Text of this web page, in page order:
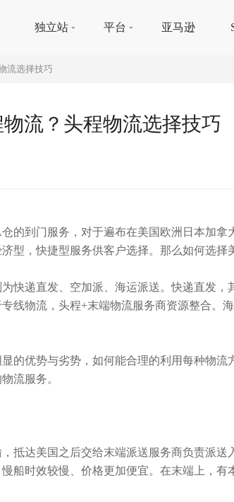
独立站 平台 亚马逊
流选择技巧
流？头程物流选择技巧
的到门服务，对于遍布在美国欧洲日本加拿
型，快捷型服务供客户选择。那么如何选择
快递直发、空加派、海运派送。快递直发，
线物流，头程+末端物流服务商资源整合。
的优势与劣势，如何能合理的利用每种物流
流服务。
抵达美国之后交给末端派送服务商负责派送
船时效较慢、价格更加便宜。在末端上，有